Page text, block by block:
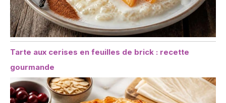
Tarte aux cerises en feuilles de brick : recette
gourmande